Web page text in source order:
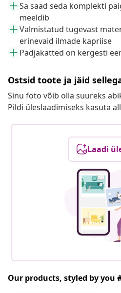
Sa saad seda komplekti
meeldib
Valmistatud tugevast
erinevaid ilmade kapriise
Padjakatted on kergesti
Ostsid toote ja jäid
Sinu foto võib olla suureks
Pildi üleslaadimiseks kasuta
Laadi
Our products, styled by you